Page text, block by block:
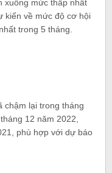
xuống mức thấp nhất
kiến ​​về mức độ cơ hội
trong 5 tháng.
chậm lại trong tháng
12 năm 2022,
phù hợp với dự báo